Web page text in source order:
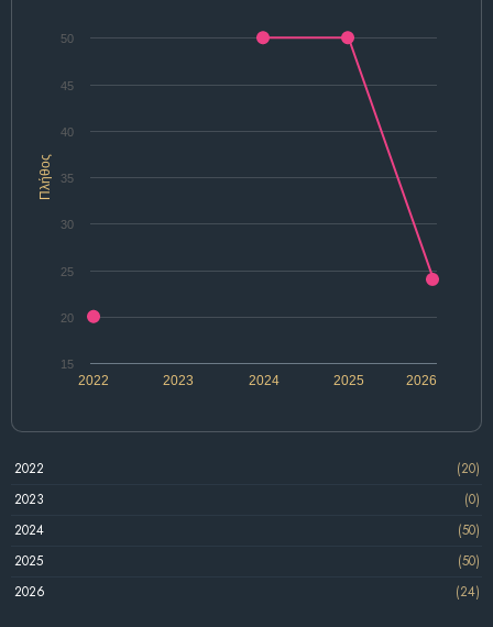
Πλήθος
2025
2022 2023 2024 2026
15
20
25
30
35
40
45
50
2022
(20)
2023
(0)
2024
(50)
2025
(50)
2026
(24)